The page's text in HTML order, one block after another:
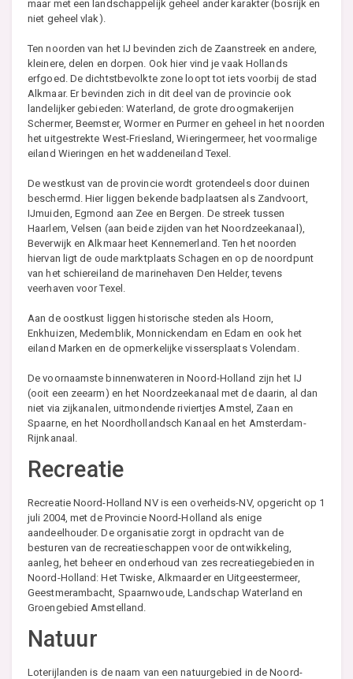
maar met een landschappelijk geheel ander karakter (bosrijk en
niet geheel vlak).
Ten noorden van het IJ bevinden zich de Zaanstreek en andere,
kleinere, delen en dorpen. Ook hier vind je vaak Hollands
erfgoed. De dichtstbevolkte zone loopt tot iets voorbij de stad
Alkmaar. Er bevinden zich in dit deel van de provincie ook
landelijker gebieden: Waterland, de grote droogmakerijen
Schermer, Beemster, Wormer en Purmer en geheel in het noorden
het uitgestrekte West-Friesland, Wieringermeer, het voormalige
eiland Wieringen en het waddeneiland Texel.
De westkust van de provincie wordt grotendeels door duinen
beschermd. Hier liggen bekende badplaatsen als Zandvoort,
IJmuiden, Egmond aan Zee en Bergen. De streek tussen
Haarlem, Velsen (aan beide zijden van het Noordzeekanaal),
Beverwijk en Alkmaar heet Kennemerland. Ten het noorden
hiervan ligt de oude marktplaats Schagen en op de noordpunt
van het schiereiland de marinehaven Den Helder, tevens
veerhaven voor Texel.
Aan de oostkust liggen historische steden als Hoorn,
Enkhuizen, Medemblik, Monnickendam en Edam en ook het
eiland Marken en de opmerkelijke vissersplaats Volendam.
De voornaamste binnenwateren in Noord-Holland zijn het IJ
(ooit een zeearm) en het Noordzeekanaal met de daarin, al dan
niet via zijkanalen, uitmondende riviertjes Amstel, Zaan en
Spaarne, en het Noordhollandsch Kanaal en het Amsterdam-
Rijnkanaal.
Recreatie
Recreatie Noord-Holland NV is een overheids-NV, opgericht op 1
juli 2004, met de Provincie Noord-Holland als enige
aandeelhouder. De organisatie zorgt in opdracht van de
besturen van de recreatieschappen voor de ontwikkeling,
aanleg, het beheer en onderhoud van zes recreatiegebieden in
Noord-Holland: Het Twiske, Alkmaarder en Uitgeestermeer,
Geestmerambacht, Spaarnwoude, Landschap Waterland en
Groengebied Amstelland.
Natuur
Loterijlanden is de naam van een natuurgebied in de Noord-